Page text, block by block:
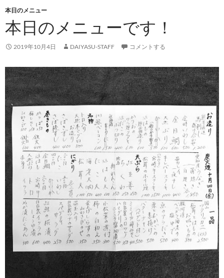
本日のメニュー
本日のメニューです！
2019年10月4日 DAIYASU-STAFF コメントする